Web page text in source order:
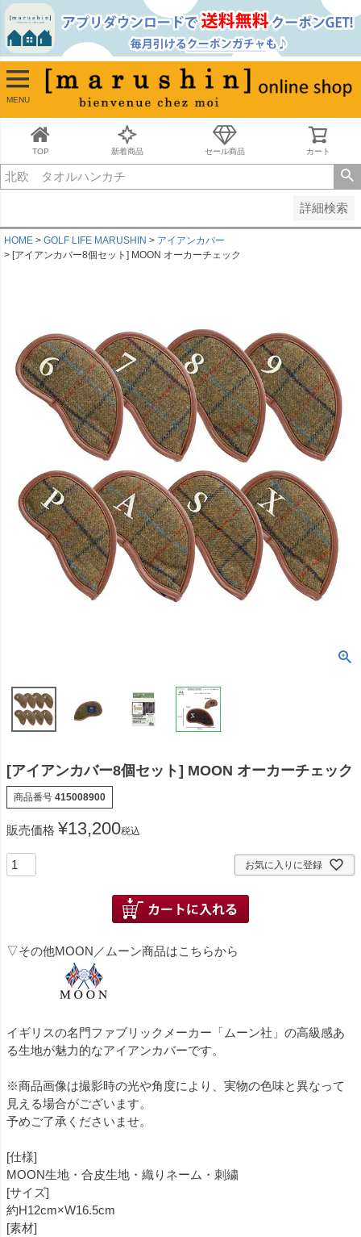
MENU
TOP 新着商品 セール商品 カート
詳細検索
並び順
新着順
古い順
価格が安い順
価格が高い順
キーワードヒット順
HOME GOLF LIFE MARUSHIN
アイアンカバー
[アイアンカバー8個セット] MOON オーカーチェック
[アイアンカバー8個セット] MOON オーカーチェック
商品番号 415008900
販売価格 ¥13,200税込
お気に入りに登録
▽その他MOON／ムーン商品はこちらから
イギリスの名門ファブリックメーカー「ムーン社」の高級感あ
る生地が魅力的なアイアンカバーです。
※商品画像は撮影時の光や角度により、実物の色味と異なって
見える場合がございます。
予めご了承くださいませ。
[仕様]
MOON生地・合皮生地・織りネーム・刺繍
[サイズ]
約H12cm×W16.5cm
[素材]